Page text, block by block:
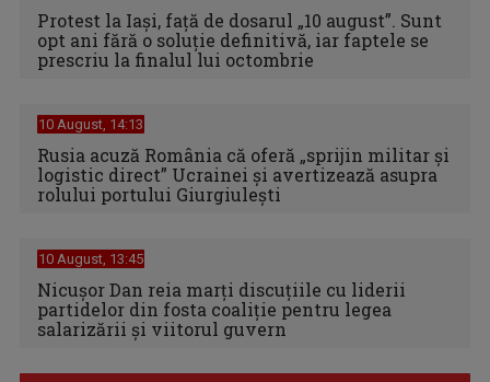
Protest la Iași, față de dosarul „10 august”. Sunt
opt ani fără o soluție definitivă, iar faptele se
prescriu la finalul lui octombrie
10 August, 14:13
Rusia acuză România că oferă „sprijin militar și
logistic direct” Ucrainei și avertizează asupra
rolului portului Giurgiulești
10 August, 13:45
Nicușor Dan reia marți discuțiile cu liderii
partidelor din fosta coaliție pentru legea
salarizării și viitorul guvern